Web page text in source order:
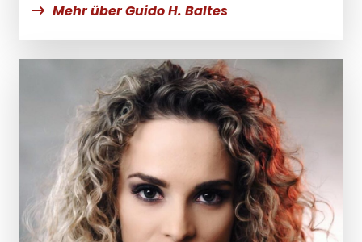
Mehr über Guido H. Baltes